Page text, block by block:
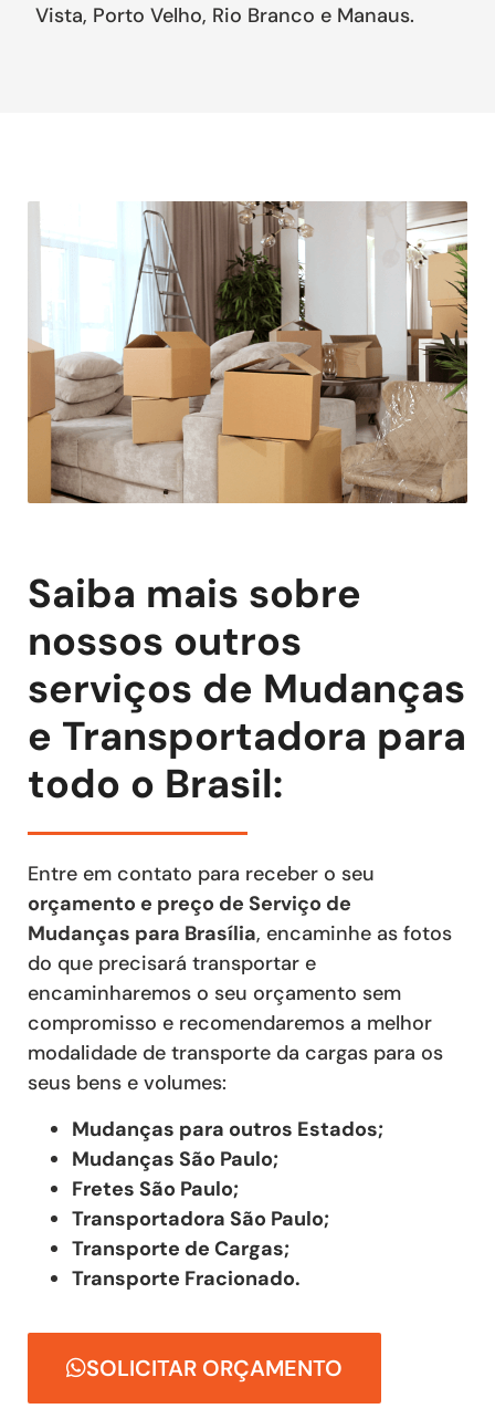
Vista, Porto Velho, Rio Branco e Manaus.
Saiba mais sobre
nossos outros
serviços de Mudanças
e Transportadora para
todo o Brasil:
Entre em contato para receber o seu
orçamento e preço de Serviço de
Mudanças para Brasília, encaminhe as fotos
do que precisará transportar e
encaminharemos o seu orçamento sem
compromisso e recomendaremos a melhor
modalidade de transporte da cargas para os
seus bens e volumes:
Mudanças para outros Estados;
Mudanças São Paulo;
Fretes São Paulo;
Transportadora São Paulo;
Transporte de Cargas;
Transporte Fracionado.
SOLICITAR ORÇAMENTO